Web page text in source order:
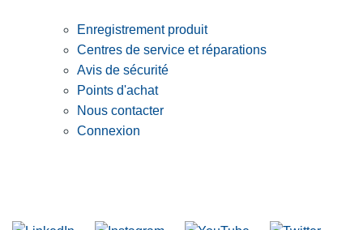
Enregistrement produit
Centres de service et réparations
Avis de sécurité
Points d'achat
Nous contacter
Connexion